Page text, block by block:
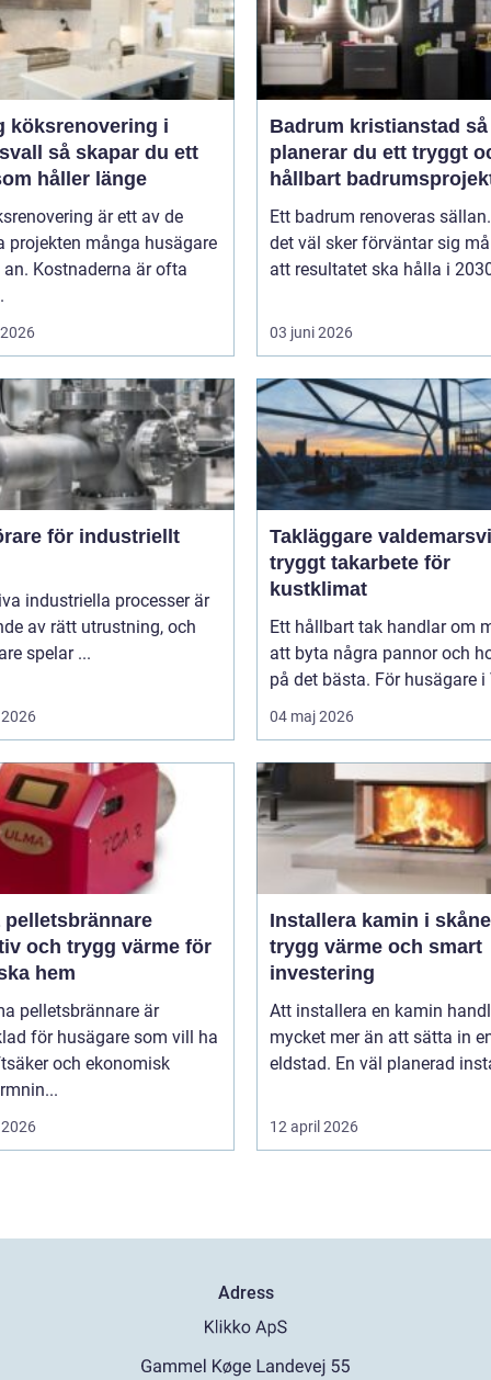
köksrenovering i
du ett
håller länge
är ett av de
projekten många husägare
Kostnaderna är ofta
Badrum kristianstad så
planerar du ett tryggt
hållbart
Ett badrum renoveras
det väl sker förväntar sig
att resultatet ska hålla i
03 juni 2026
för industriellt
industriella processer är
av rätt utrustning, och
spelar ...
Takläggare
tryggt takarbete för
kustklimat
Ett hållbart tak handlar om
att byta några pannor och
på det bästa. För husägare i
04 maj 2026
pelletsbrännare
och trygg värme för
hem
pelletsbrännare är
för husägare som vill ha
och ekonomisk
Installera kamin i skåne
trygg värme och smart
investering
Att installera en kamin
mycket mer än att sätta in
eldstad. En väl planerad
12 april 2026
Adress